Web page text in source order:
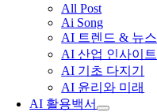
All Post
Ai Song
AI 트렌드 & 뉴스
AI 산업 인사이트
AI 기초 다지기
AI 윤리와 미래
AI 활용백서